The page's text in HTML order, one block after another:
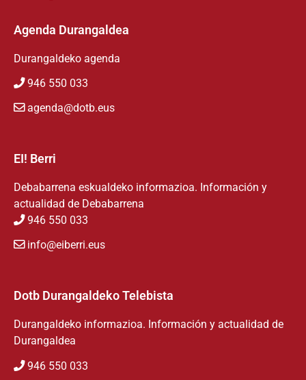
Agenda Durangaldea
Durangaldeko agenda
946 550 033
agenda@dotb.eus
EI! Berri
Debabarrena eskualdeko informazioa. Información y
actualidad de Debabarrena
946 550 033
info@eiberri.eus
Dotb Durangaldeko Telebista
Durangaldeko informazioa. Información y actualidad de
Durangaldea
946 550 033